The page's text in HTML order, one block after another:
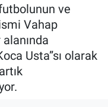
ve
Vahap
alanında
Usta”sı olarak